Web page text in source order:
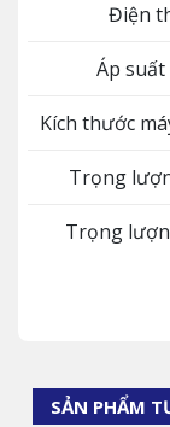
Điện
Áp
Kích thước
Trọng
Trọng
SẢN PHẨM